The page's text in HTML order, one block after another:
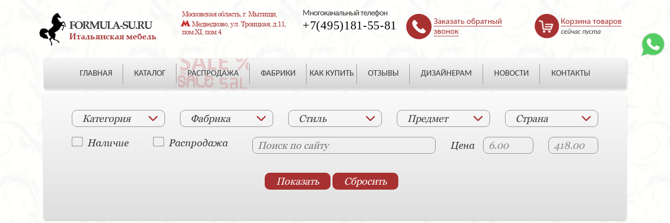
FORMULA-SU.RU
Итальянская мебель
Московская область, г. Мытищи,
Медведково, ул. Троицкая, д.11,
пом.XI, пом.4
Многоканальный телефон
+7(495)181-55-81
Заказать обратный
звонок
Корзина товаров
сейчас пуста
ГЛАВНАЯ КАТАЛОГ РАСПРОДАЖА ФАБРИКИ КАК КУПИТЬ ОТЗЫВЫ ДИЗАЙНЕРАМ НОВОСТИ КОНТАКТЫ
Категория Фабрика Стиль Предмет Страна
Наличие Распродажа Цена